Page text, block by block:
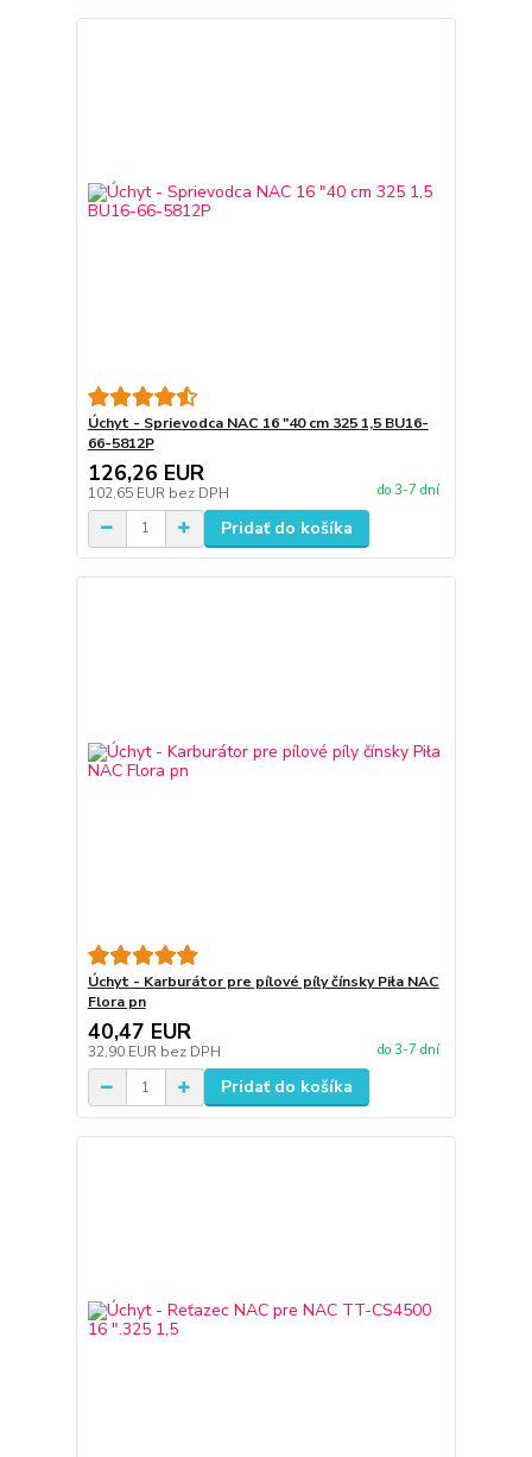
Úchyt - Sprievodca NAC 16 "40 cm 325 1,5 BU16-
66-5812P
126,26 EUR
102,65 EUR bez DPH do 3-7 dní
Pridať do košíka
Úchyt - Karburátor pre pílové píly čínsky Piła NAC
Flora pn
40,47 EUR
32,90 EUR bez DPH do 3-7 dní
Pridať do košíka